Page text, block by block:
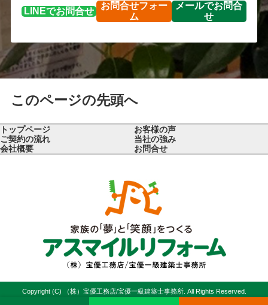
LINEでお問合せ
お問合せフォー
ム
メールでお問合
せ
このページの先頭へ
トップページ
お客様の声
ご契約の流れ
当社の強み
会社概要
お問合せ
Copyright (C) （株）宝優工務店/宝優一級建築士事務所. All Rights Reserved.